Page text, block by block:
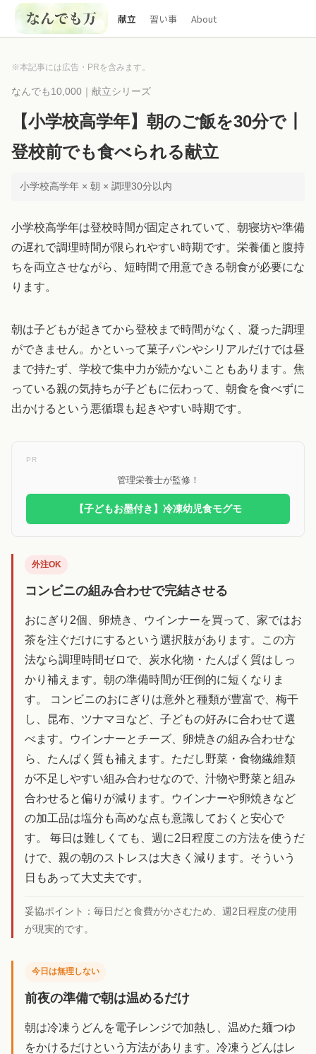
献立 習い事 About
※本記事には広告・PRを含みます。
なんでも10,000｜献立シリーズ
【小学校高学年】朝のご飯を30分で┃
登校前でも食べられる献立
小学校高学年 × 朝 × 調理30分以内
小学校高学年は登校時間が固定されていて、朝寝坊や準備
の遅れで調理時間が限られやすい時期です。栄養価と腹持
ちを両立させながら、短時間で用意できる朝食が必要にな
ります。
朝は子どもが起きてから登校まで時間がなく、凝った調理
ができません。かといって菓子パンやシリアルだけでは昼
まで持たず、学校で集中力が続かないこともあります。焦
っている親の気持ちが子どもに伝わって、朝食を食べずに
出かけるという悪循環も起きやすい時期です。
PR
管理栄養士が監修！
【子どもお墨付き】冷凍幼児食モグモ
外注OK
コンビニの組み合わせで完結させる
おにぎり2個、卵焼き、ウインナーを買って、家ではお
茶を注ぐだけにするという選択肢があります。この方
法なら調理時間ゼロで、炭水化物・たんぱく質はしっ
かり補えます。朝の準備時間が圧倒的に短くなりま
す。 コンビニのおにぎりは意外と種類が豊富で、梅干
し、昆布、ツナマヨなど、子どもの好みに合わせて選
べます。ウインナーとチーズ、卵焼きの組み合わせな
ら、たんぱく質も補えます。ただし野菜・食物繊維類
が不足しやすい組み合わせなので、汁物や野菜と組み
合わせると偏りが減ります。ウインナーや卵焼きなど
の加工品は塩分も高めな点も意識しておくと安心で
す。 毎日は難しくても、週に2日程度この方法を使うだ
けで、親の朝のストレスは大きく減ります。そういう
日もあって大丈夫です。
妥協ポイント： 毎日だと食費がかさむため、週2日程度の使用
が現実的です。
今日は無理しない
前夜の準備で朝は温めるだけ
朝は冷凍うどんを電子レンジで加熱し、温めた麺つゆ
をかけるだけという方法があります。冷凍うどんはレ